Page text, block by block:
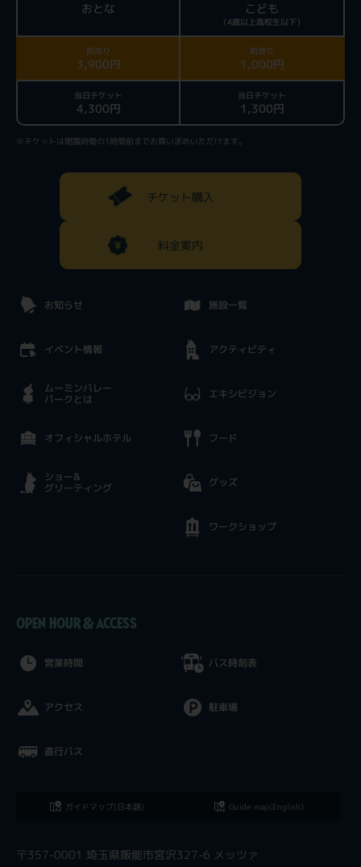
おとな こども
（4歳以上高校生以下）
前売り
3,900円
前売り
1,000円
当日チケット
4,300円
当日チケット
1,300円
※チケットは閉園時間の1時間前までお買い求めいただけます。
チケット購入
料金案内
お知らせ
イベント情報
ムーミンバレー
パークとは
オフィシャルホテル
ショー&
グリーティング
施設一覧
アクティビティ
エキシビジョン
フード
グッズ
ワークショップ
OPEN HOUR & ACCESS
営業時間
アクセス
直行バス
バス時刻表
駐車場
ガイドマップ(日本語) Guide map(English)
〒357-0001 埼玉県飯能市宮沢327-6 メッツァ